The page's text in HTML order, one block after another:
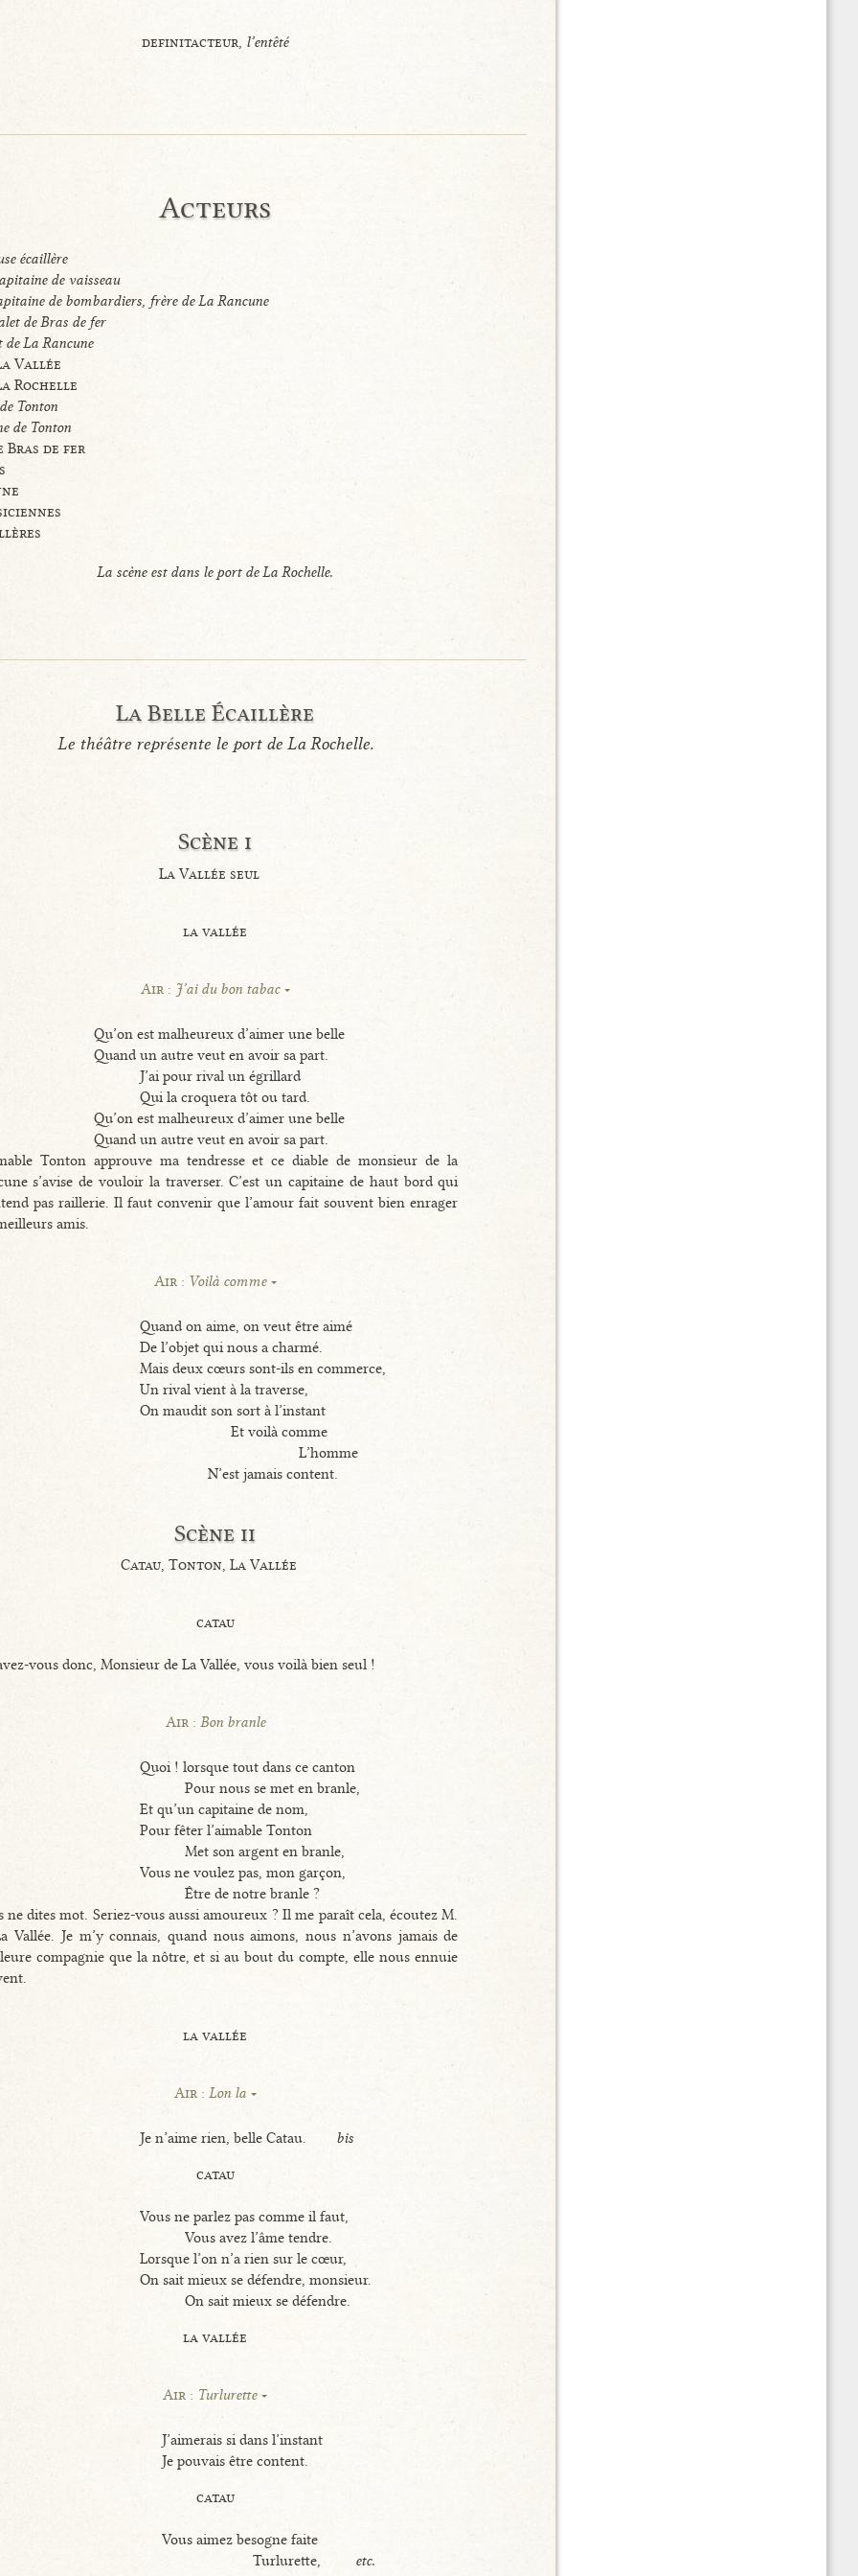
definitacteur, l’entêté
Acteurs
écaillère
de vaisseau
de bombardiers, frère de La Rancune
de Bras de fer
de La Rancune
Vallée
Rochelle
Tonton
de Tonton
Bras de fer
La scène est dans le port de La Rochelle.
La Belle Écaillère
Le théâtre représente le port de La Rochelle.
Scène i
La Vallée seul
la vallée
Air : J’ai du bon tabac
Qu’on est malheureux d’aimer une belle
Quand un autre veut en avoir sa part.
J’ai pour rival un égrillard
Qui la croquera tôt ou tard.
Qu’on est malheureux d’aimer une belle
Quand un autre veut en avoir sa part.
Tonton approuve ma tendresse et ce diable de monsieur de la
s’avise de vouloir la traverser. C’est un capitaine de haut bord qui
pas raillerie. Il faut convenir que l’amour fait souvent bien enrager
amis.
Air : Voilà comme
Quand on aime, on veut être aimé
De l’objet qui nous a charmé.
Mais deux cœurs sont-ils en commerce,
Un rival vient à la traverse,
On maudit son sort à l’instant
Et voilà comme
L’homme
N’est jamais content.
Scène ii
Catau, Tonton, La Vallée
catau
vous donc, Monsieur de La Vallée, vous voilà bien seul !
Air : Bon branle
Quoi ! lorsque tout dans ce canton
Pour nous se met en branle,
Et qu’un capitaine de nom,
Pour fêter l’aimable Tonton
Met son argent en branle,
Vous ne voulez pas, mon garçon,
Être de notre branle ?
ne dites mot. Seriez-vous aussi amoureux ? Il me paraît cela, écoutez M.
Vallée. Je m’y connais, quand nous aimons, nous n’avons jamais de
compagnie que la nôtre, et si au bout du compte, elle nous ennuie
la vallée
Air : Lon la
Je n’aime rien, belle Catau. bis
catau
Vous ne parlez pas comme il faut,
Vous avez l’âme tendre.
Lorsque l’on n’a rien sur le cœur,
On sait mieux se défendre, monsieur.
On sait mieux se défendre.
la vallée
Air : Turlurette
J’aimerais si dans l’instant
Je pouvais être content.
catau
Vous aimez besogne faite
Turlurette,
etc.